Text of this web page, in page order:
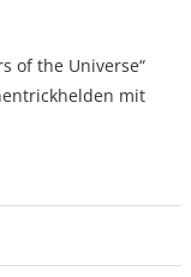
of the Universe“
mit